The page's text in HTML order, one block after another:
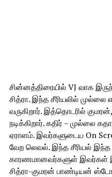
சின்னத்திரையில் VJ வாக
சித்ரா. இந்த சீரியலில் முல்லை
வருகிறார். இத்தொடரில்
நடிக்கிறார். கதிர் – முல்லை
ஏராளம். இவர்களுடைய On
வேற லெவல். இந்த சீரியல் இந்த
காரணமானவர்களுள் இவர்கள்
சித்ரா-குமரன் பாண்டியன்